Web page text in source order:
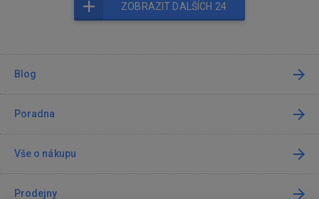
ZOBRAZIT DALŠÍCH 24
Blog
Poradna
Vše o nákupu
Prodejny